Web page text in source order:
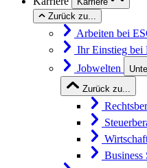
Zurück zu...
Arbeiten bei
Ihr Einstieg bei
Jobwelten
Zurück zu...
Business